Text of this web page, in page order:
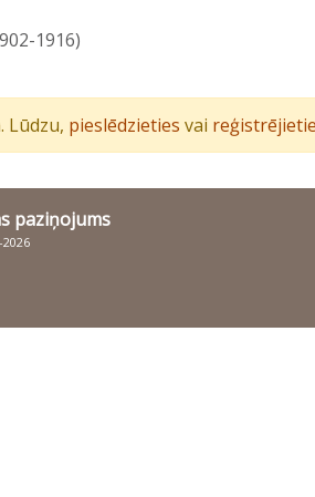
1916)
Lūdzu, pieslēdzieties vai
paziņojums